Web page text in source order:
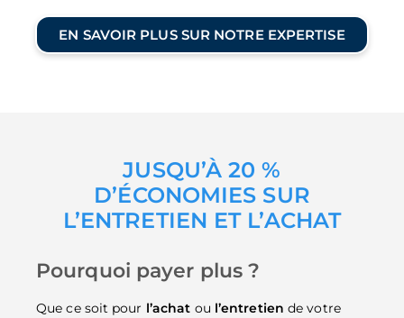
EN SAVOIR PLUS SUR NOTRE EXPERTISE
JUSQU’À 20 %
D’ÉCONOMIES SUR
L’ENTRETIEN ET L’ACHAT
Pourquoi payer plus ?
Que ce soit pour l’achat ou l’entretien de votre